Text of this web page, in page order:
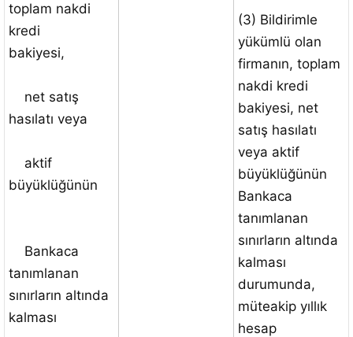
toplam nakdi
kredi
bakiyesi,
net satış
hasılatı veya
aktif
büyüklüğünün
Bankaca
tanımlanan
sınırların altında
kalması
(3) Bildirimle
yükümlü olan
firmanın, toplam
nakdi kredi
bakiyesi, net
satış hasılatı
veya aktif
büyüklüğünün
Bankaca
tanımlanan
sınırların altında
kalması
durumunda,
müteakip yıllık
hesap